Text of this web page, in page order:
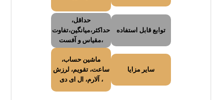
توابع قابل استفاده
حداقل،
حداکثر،میانگین،تفاوت
،مقیاس و آفست
سایر مزایا
ماشین حساب،
ساعت، تقویم، لرزش
، آلارم، ال ای دی